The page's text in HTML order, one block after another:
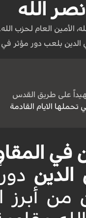
الله
الأمين العام لحزب
بلعب دور مؤثر في
على طريق القدس
الايام القادمة
في
من